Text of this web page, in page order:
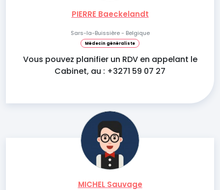
PIERRE Baeckelandt
Sars-la-Buissière - Belgique
Médecin généraliste
Vous pouvez planifier un RDV en appelant le
Cabinet, au : +3271 59 07 27
MICHEL Sauvage